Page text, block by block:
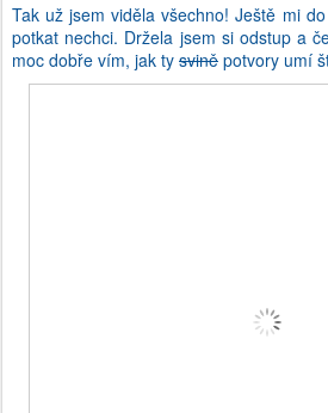
Tak už jsem viděla všechno! Ještě mi
potkat nechci. Držela jsem si odstup a
moc dobře vím, jak ty svině potvory umí